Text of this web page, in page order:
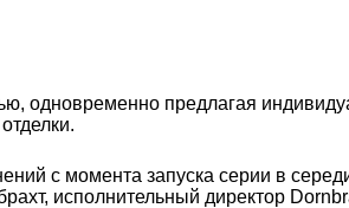
одновременно предлагая
с момента запуска серии в
исполнительный директор